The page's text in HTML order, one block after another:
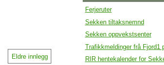
Eldre innlegg
Ferjeruter
Sekken tiltaksnemnd
Sekken oppvekstsenter
Trafikkmeldinger frå Fjord1
RIR hentekalender for